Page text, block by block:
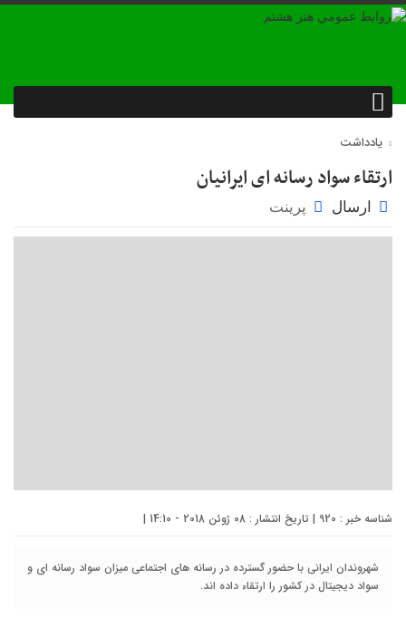
یادداشت
ارتقاء سواد رسانه ای ایرانیان
ارسال پرینت
شناسه خبر : 920 | تاریخ انتشار : 08 ژوئن 2018 - 14:10 |
شهروندان ایرانی با حضور گسترده در رسانه های اجتماعی میزان سواد رسانه ای و
سواد دیجیتال در کشور را ارتقاء داده اند.